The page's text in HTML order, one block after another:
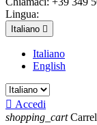
Lingua:
Italiano 
Italiano
English
 Accedi
shopping_cart